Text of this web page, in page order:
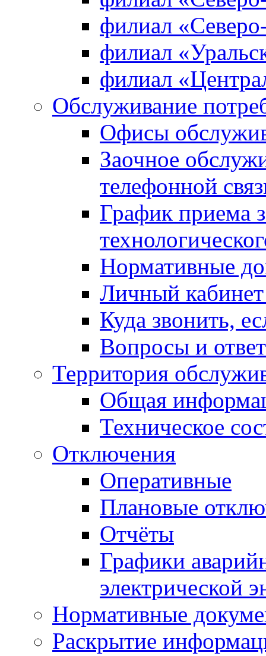
филиал
филиал
филиал
Обслуживание
Офисы
Заочное
телефонной
График приема
Нормативные
Личный кабинет
Куда звонить,
Вопросы и
Территория
Общая
Техническое
Отключения
Оперативные
Плановые
Отчёты
Графики
электрической
Нормативные
Раскрытие